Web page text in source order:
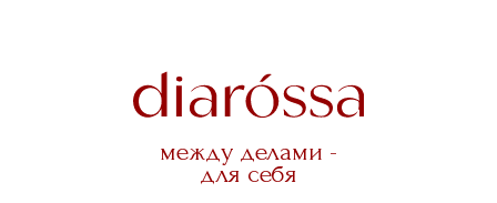
между делами -
для себя